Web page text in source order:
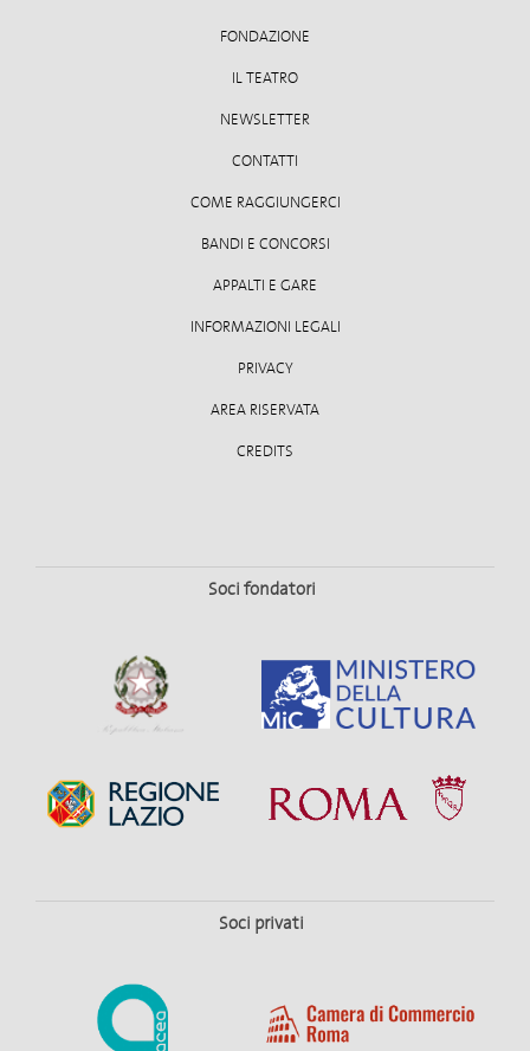
FONDAZIONE
IL TEATRO
NEWSLETTER
CONTATTI
COME RAGGIUNGERCI
BANDI E CONCORSI
APPALTI E GARE
INFORMAZIONI LEGALI
PRIVACY
AREA RISERVATA
CREDITS
Soci fondatori
Soci privati